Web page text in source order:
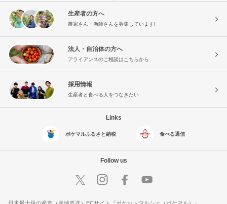
生産者の方へ
農家さん・漁師さんを募集しています!
法人・自治体の方へ
アライアンスのご相談はこちらから
採用情報
生産者と食べる人をつなぎたい
Links
ポケマルふるさと納税 食べる通信
Follow us